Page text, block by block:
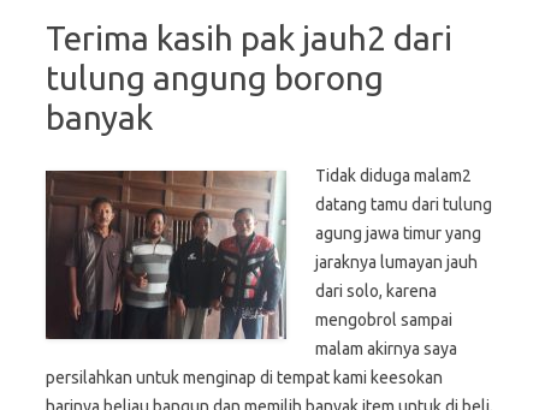
Terima kasih pak jauh2 dari
tulung angung borong
banyak
Tidak diduga malam2
datang tamu dari tulung
agung jawa timur yang
jaraknya lumayan jauh
dari solo, karena
mengobrol sampai
malam akirnya saya
persilahkan untuk menginap di tempat kami keesokan